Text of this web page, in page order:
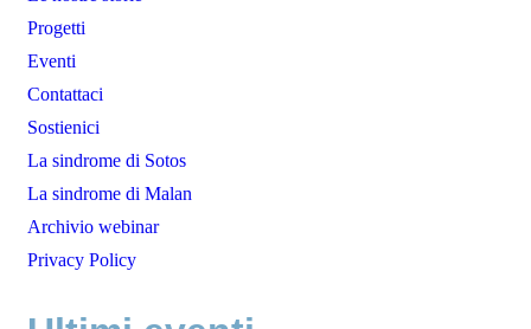
Progetti
Eventi
Contattaci
Sostienici
La sindrome di Sotos
La sindrome di Malan
Archivio webinar
Privacy Policy